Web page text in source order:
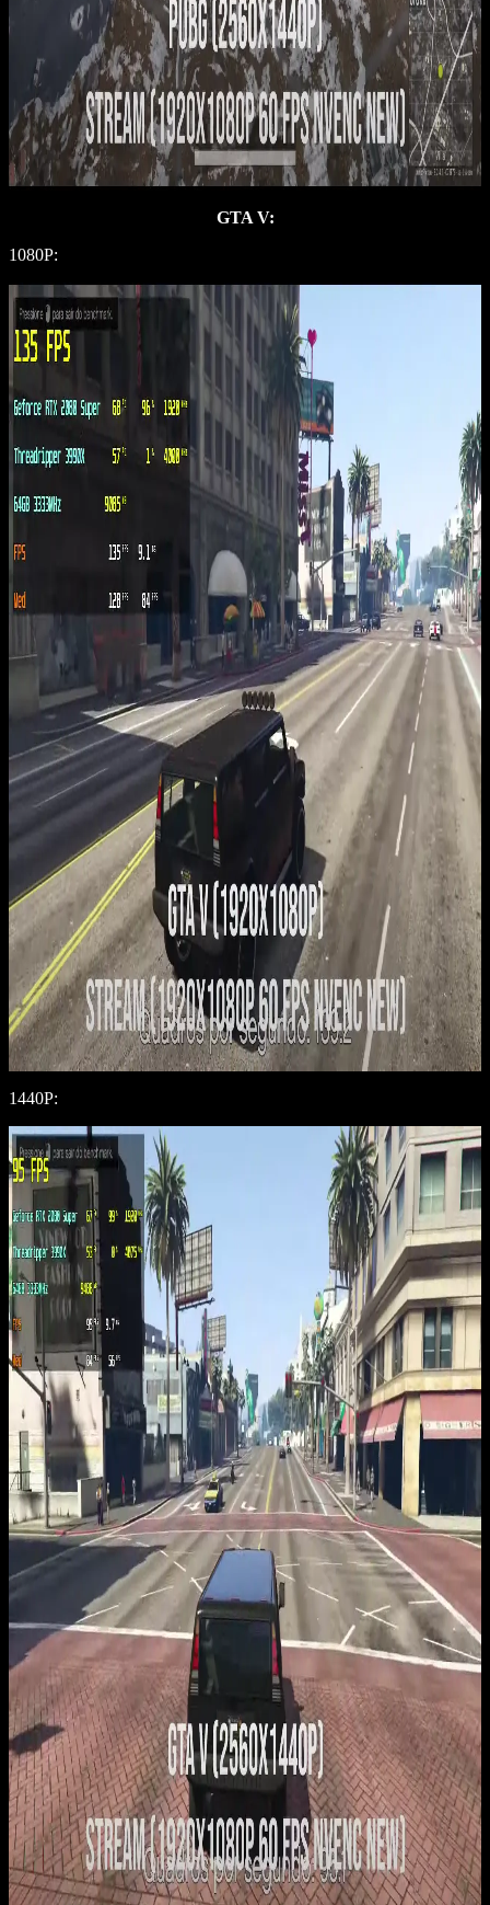
GTA V:
1080P:
1440P: